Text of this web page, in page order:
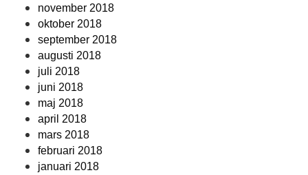
november 2018
oktober 2018
september 2018
augusti 2018
juli 2018
juni 2018
maj 2018
april 2018
mars 2018
februari 2018
januari 2018